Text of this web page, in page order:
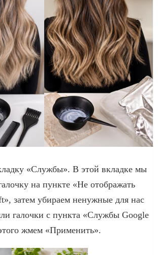
«Службы». В этой вкладке мы
на пункте «Не отображать
затем убираем ненужные для нас
галочки с пункта «Службы Google
жмем «Применить».